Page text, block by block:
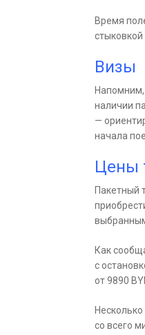
Время
стыковкой
Визы
Напомним,
наличии
—
начала
Цены
Пакетный
Как
с
от 9890
со всего